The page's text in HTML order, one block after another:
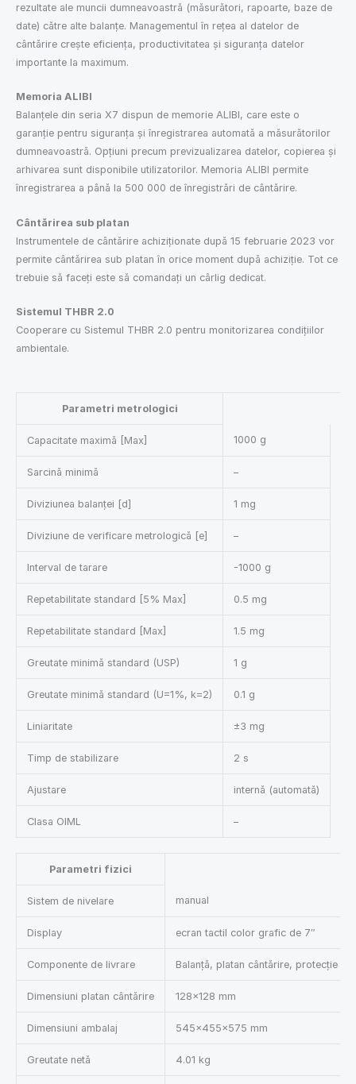
rezultate ale muncii dumneavoastră (măsurători, rapoarte, baze de
date) către alte balanțe. Managementul în rețea al datelor de
cântărire crește eficiența, productivitatea și siguranța datelor
importante la maximum.
Memoria ALIBI
Balanțele din seria X7 dispun de memorie ALIBI, care este o
garanție pentru siguranța și înregistrarea automată a măsurătorilor
dumneavoastră. Opțiuni precum previzualizarea datelor, copierea și
arhivarea sunt disponibile utilizatorilor. Memoria ALIBI permite
înregistrarea a până la 500 000 de înregistrări de cântărire.
Cântărirea sub platan
Instrumentele de cântărire achiziționate după 15 februarie 2023 vor
permite cântărirea sub platan în orice moment după achiziție. Tot ce
trebuie să faceți este să comandați un cârlig dedicat.
Sistemul THBR 2.0
Cooperare cu Sistemul THBR 2.0 pentru monitorizarea condițiilor
ambientale.
Parametri metrologici
Capacitate maximă [Max] 1000 g
Sarcină minimă –
Diviziunea balanței [d] 1 mg
Diviziune de verificare metrologică [e] –
Interval de tarare -1000 g
Repetabilitate standard [5% Max] 0.5 mg
Repetabilitate standard [Max] 1.5 mg
Greutate minimă standard (USP) 1 g
Greutate minimă standard (U=1%, k=2) 0.1 g
Liniaritate ±3 mg
Timp de stabilizare 2 s
Ajustare internă (automată)
Clasa OIML –
Parametri fizici
Sistem de nivelare manual
Display ecran tactil color grafic de 7″
Componente de livrare Balanță, platan cântărire, protecție
Dimensiuni platan cântărire 128×128 mm
Dimensiuni ambalaj 545×455×575 mm
Greutate netă 4.01 kg